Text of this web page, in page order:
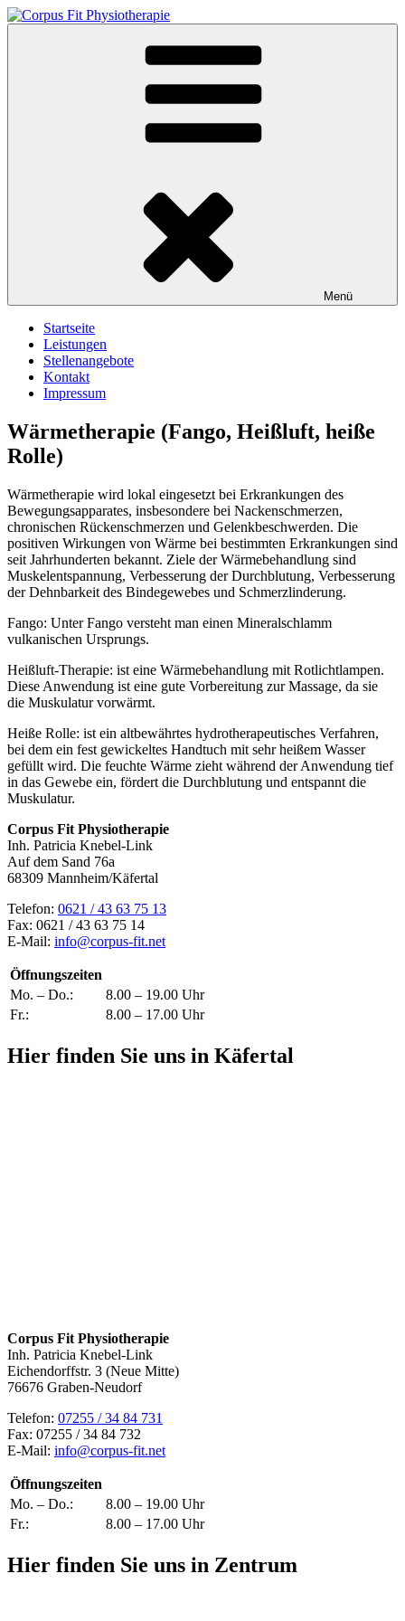
Zum
Inhalt
Corpus Fit Physiotherapie
Im Dienst Ihrer Gesundheit
Menü
Startseite
Leistungen
Stellenangebote
Kontakt
Impressum
Wärmetherapie (Fango, Heißluft, heiße
Rolle)
Wärmetherapie wird lokal eingesetzt bei Erkrankungen des
Bewegungsapparates, insbesondere bei Nackenschmerzen,
chronischen Rückenschmerzen und Gelenkbeschwerden. Die
positiven Wirkungen von Wärme bei bestimmten Erkrankungen sind
seit Jahrhunderten bekannt. Ziele der Wärmebehandlung sind
Muskelentspannung, Verbesserung der Durchblutung, Verbesserung
der Dehnbarkeit des Bindegewebes und Schmerzlinderung.
Fango: Unter Fango versteht man einen Mineralschlamm
vulkanischen Ursprungs.
Heißluft-Therapie: ist eine Wärmebehandlung mit Rotlichtlampen.
Diese Anwendung ist eine gute Vorbereitung zur Massage, da sie
die Muskulatur vorwärmt.
Heiße Rolle: ist ein altbewährtes hydrotherapeutisches Verfahren,
bei dem ein fest gewickeltes Handtuch mit sehr heißem Wasser
gefüllt wird. Die feuchte Wärme zieht während der Anwendung tief
in das Gewebe ein, fördert die Durchblutung und entspannt die
Muskulatur.
Corpus Fit Physiotherapie
Inh. Patricia Knebel-Link
Auf dem Sand 76a
68309 Mannheim/Käfertal
Telefon: 0621 / 43 63 75 13
Fax: 0621 / 43 63 75 14
E-Mail: info@corpus-fit.net
Öffnungszeiten
Mo. – Do.:
8.00 – 19.00 Uhr
Fr.:
8.00 – 17.00 Uhr
Hier finden Sie uns in Käfertal
Corpus Fit Physiotherapie
Inh. Patricia Knebel-Link
Eichendorffstr. 3 (Neue Mitte)
76676 Graben-Neudorf
Telefon: 07255 / 34 84 731
Fax: 07255 / 34 84 732
E-Mail: info@corpus-fit.net
Öffnungszeiten
Mo. – Do.:
8.00 – 19.00 Uhr
Fr.:
8.00 – 17.00 Uhr
Hier finden Sie uns in Zentrum